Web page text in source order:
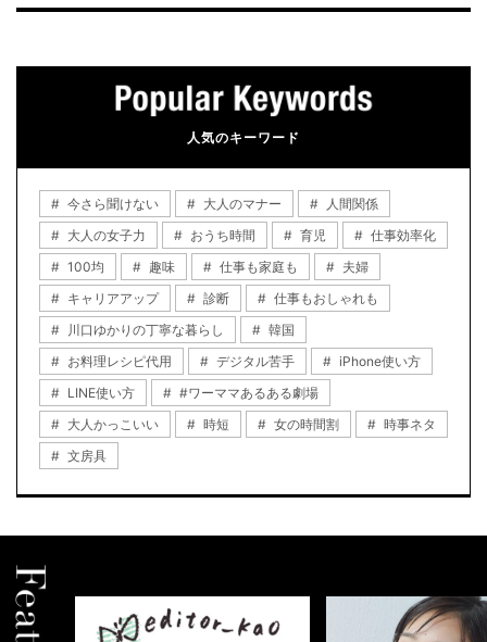
人気のキーワード
今さら聞けない 大人のマナー
人間関係
大人の女子力
おうち時間 育児
仕事効率化
100均
趣味 仕事も家庭も
夫婦
キャリアアップ
診断
仕事もおしゃれも
川口ゆかりの丁寧な暮らし
韓国
お料理レシピ代用
デジタル苦手
iPhone使い方
LINE使い方
#ワーママあるある劇場
大人かっこいい
時短 女の時間割
時事ネタ
文房具